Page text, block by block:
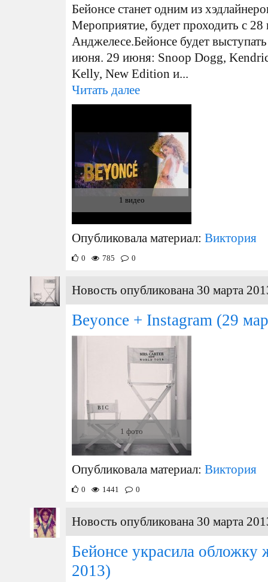
Бейонсе станет одним из
Мероприятие, будет проходить с
Анджелесе.Бейонсе будет
июня. 29 июня: Snoop Dogg,
Kelly, New Edition и...
Читать далее
1 видео
Опубликовала материал: Виктория
0 785 0
Новость опубликована 30 марта
Beyonce + Instagram (29
1 фото
Опубликовала материал: Виктория
0 1441 0
Новость опубликована 30 марта
Бейонсе украсила обложку
2013)